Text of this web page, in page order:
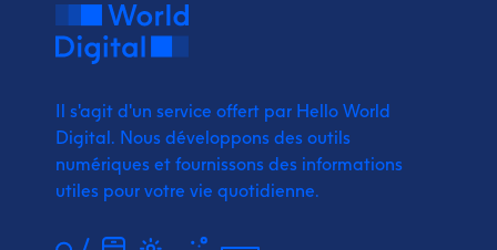
Il s'agit d'un service offert par Hello World
Digital. Nous développons des outils
numériques et fournissons des informations
utiles pour votre vie quotidienne.